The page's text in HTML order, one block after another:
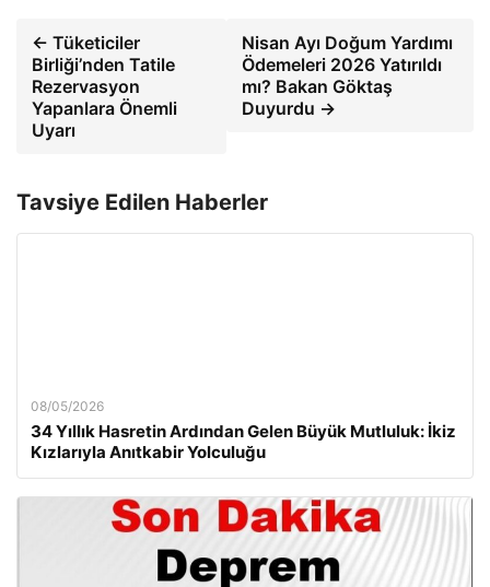
← Tüketiciler
Birliği’nden Tatile
Rezervasyon
Yapanlara Önemli
Uyarı
Nisan Ayı Doğum Yardımı
Ödemeleri 2026 Yatırıldı
mı? Bakan Göktaş
Duyurdu →
Tavsiye Edilen Haberler
08/05/2026
34 Yıllık Hasretin Ardından Gelen Büyük Mutluluk: İkiz
Kızlarıyla Anıtkabir Yolculuğu